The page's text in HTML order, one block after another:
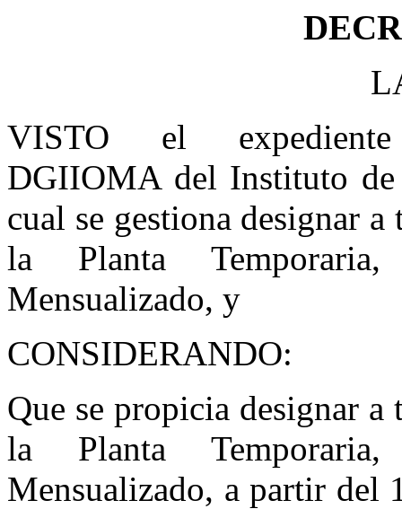
VISTO el expediente
DGIIOMA del Instituto
cual se gestiona designar
la Planta
Mensualizado, y
CONSIDERANDO:
Que se propicia designar a
la Planta
Mensualizado, a partir del